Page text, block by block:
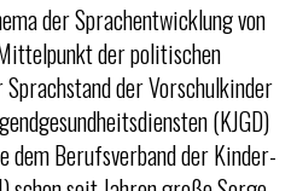
der Sprachentwicklung von
der politischen
der Vorschulkinder
(KJGD)
dem Berufsverband der Kinder-